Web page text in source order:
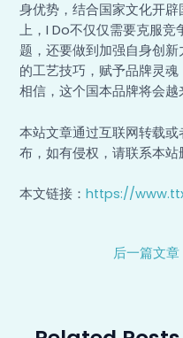
身优势，结合国家文化开
上，I Do不仅仅需要克服竞
题，还要做到加强自身创
的工艺技巧，赋予品牌灵
相信，这个国本品牌将会越
本站文章通过互联网转载
布，如有侵权，请联系本站
本文链接：https://
后一篇文章